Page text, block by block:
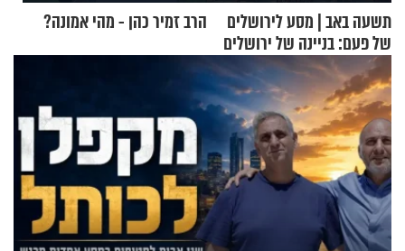
תשעה באב | מסע לירושלים
של פעם: בניינה של ירושלים
הרב זמיר כהן - מהי אמונה?